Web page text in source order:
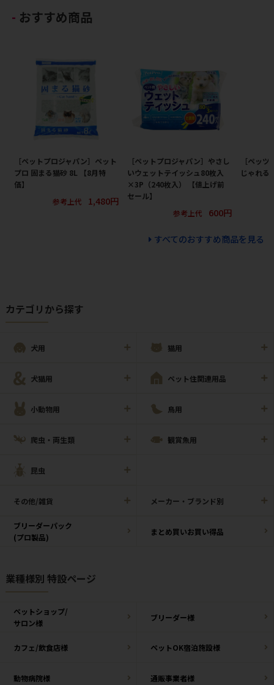
おすすめ商品
［ペットプロジャパン］ペット
プロ 固まる猫砂 8L 【8月特
価】
参考上代
1,480円
［ペットプロジャパン］やさし
いウェットテイッシュ80枚入
×3P（240枚入） 【値上げ前
セール】
参考上代
600円
［ペッ
じゃれる
すべてのおすすめ商品を見る
カテゴリから探す
犬用 猫用
犬猫用 ペット住関連用品
小動物用 鳥用
爬虫・両生類 観賞魚用
昆虫
その他/雑貨 メーカー・ブランド別
ブリーダーパック
(プロ製品)
まとめ買いお買い得品
業種様別 特設ページ
ペットショップ/
サロン様
ブリーダー様
カフェ/飲食店様 ペットOK宿泊施設様
動物病院様 通販事業者様